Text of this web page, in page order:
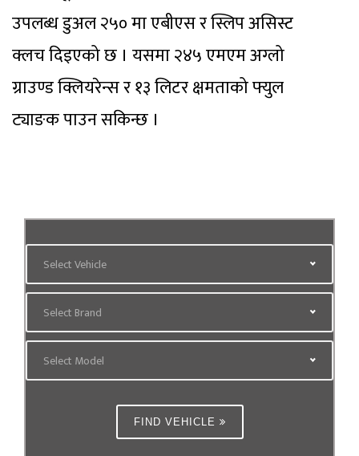
उपलब्ध डुअल २५० मा एबीएस र स्लिप असिस्ट
क्लच दिइएको छ । यसमा २४५ एमएम अग्लो
ग्राउण्ड क्लियरेन्स र १३ लिटर क्षमताको फ्युल
ट्याङक पाउन सकिन्छ ।
Select Vehicle
Select Brand
Select Model
FIND VEHICLE